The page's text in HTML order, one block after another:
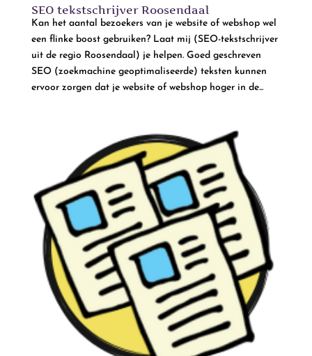
SEO tekstschrijver Roosendaal
Kan het aantal bezoekers van je website of webshop wel
een flinke boost gebruiken? Laat mij (SEO-tekstschrijver
uit de regio Roosendaal) je helpen. Goed geschreven
SEO (zoekmachine geoptimaliseerde) teksten kunnen
ervoor zorgen dat je website of webshop hoger in de...